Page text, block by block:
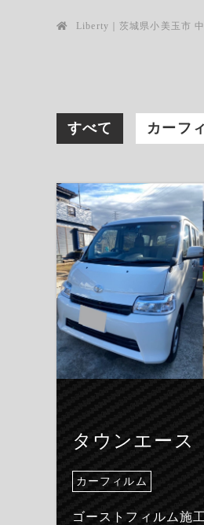
Liberty｜茨城県小美玉市
すべて カーフ
タウンエース
カーフィルム
ゴーストフィルム施